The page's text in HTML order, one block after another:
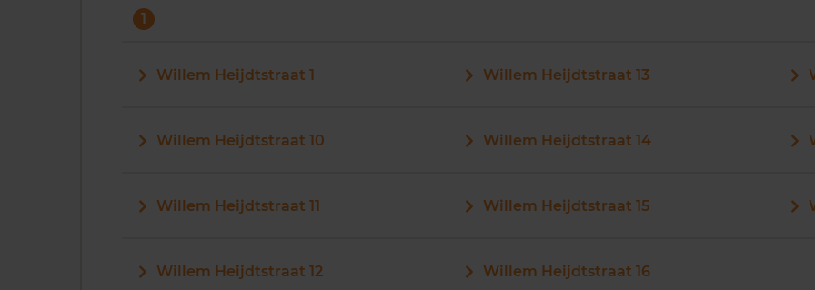
1
Willem Heijdtstraat 1
Willem Heijdtstraat 10
Willem Heijdtstraat 11
Willem Heijdtstraat 12
Willem Heijdtstraat 13
Willem Heijdtstraat 14
Willem Heijdtstraat 15
Willem Heijdtstraat 16